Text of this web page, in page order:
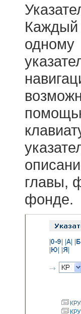
главы,
фонде.